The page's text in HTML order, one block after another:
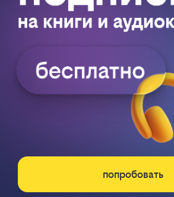
попробовать